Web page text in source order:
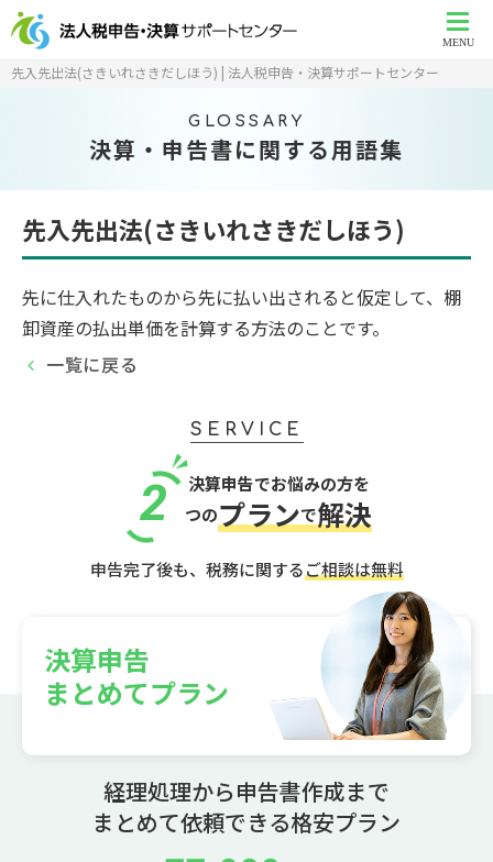
MENU
先入先出法(さきいれさきだしほう) | 法人税申告・決算サポートセンター
GLOSSARY
決算・申告書に関する用語集
先入先出法(さきいれさきだしほう)
先に仕入れたものから先に払い出されると仮定して、棚
卸資産の払出単価を計算する方法のことです。
一覧に戻る
SERVICE
決算申告でお悩みの方を
2 つのプランで解決
申告完了後も、税務に関するご相談は無料
決算申告
まとめてプラン
経理処理から申告書作成まで
まとめて依頼できる格安プラン